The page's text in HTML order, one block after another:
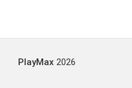
PlayMax 2026